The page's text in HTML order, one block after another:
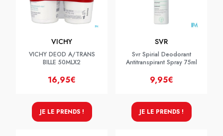
VICHY
VICHY DEOD A/TRANS
BILLE 50MLX2
16,95€
JE LE PRENDS !
SVR
Svr Spirial Deodorant
Antitranspirant Spray 75ml
9,95€
JE LE PRENDS !